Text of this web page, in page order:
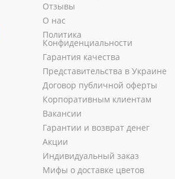
Отзывы
О нас
Политика
Конфиденциальности
Гарантия качества
Представительства в Украине
Договор публичной оферты
Корпоративным клиентам
Вакансии
Гарантии и возврат денег
Акции
Индивидуальный заказ
Мифы о доставке цветов